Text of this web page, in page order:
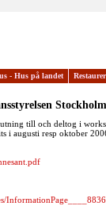
- Hus på landet
Stockholm
till och deltog i
i augusti resp oktober